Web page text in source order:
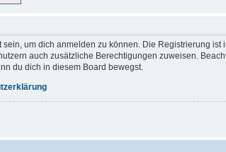
sein, um dich anmelden zu können. Die Registrierung
auch zusätzliche Berechtigungen zuweisen.
du dich in diesem Board bewegst.